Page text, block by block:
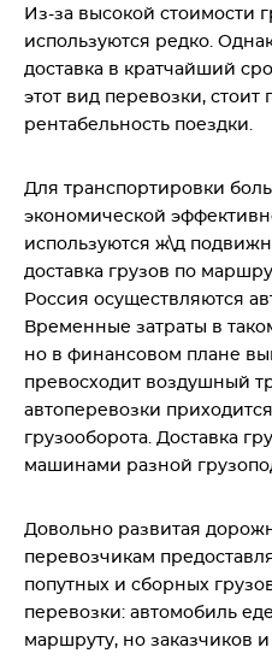
Из-за высокой стоимости
используются редко.
доставка в кратчайший
этот вид перевозки, стоит
рентабельность поездки.
Для транспортировки
экономической
используются ж\д
доставка грузов по
Россия осуществляются
Временные затраты в
но в финансовом плане
превосходит воздушный
автоперевозки
грузооборота. Доставка
машинами разной
Довольно развитая
перевозчикам
попутных и сборных
перевозки: автомобиль
маршруту, но заказчиков